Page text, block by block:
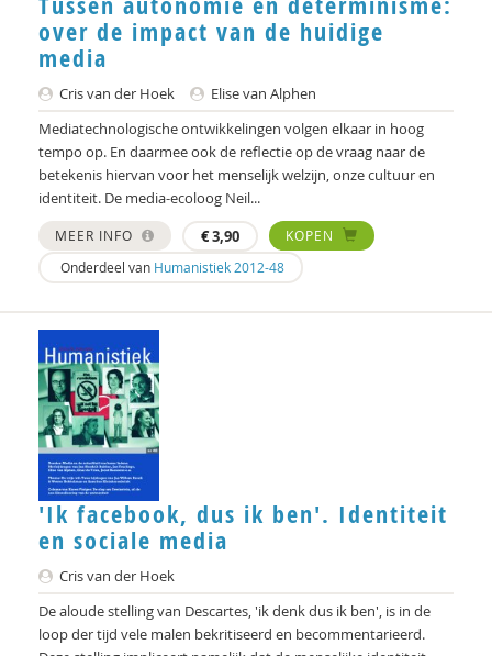
Floor Basten
Vivianne Baur
Krijn van Beek
Adriaan Bekman
Jessica Benjamin
J. van den Berg
Remko Berkhout
Geert Bettinger
Gert Biesta
Sarah Blaffer Hrdy
Tannelie Blom
Laurine Blonk
Karianne den Boer
Theo van den Bogaart
over de impact van de huidige
media
Cris van der Hoek
Elise van Alphen
Mediatechnologische ontwikkelingen volgen elkaar in hoog
tempo op. En daarmee ook de reflectie op de vraag naar de
betekenis hiervan voor het menselijk welzijn, onze cultuur en
identiteit. De media-ecoloog Neil...
MEER INFO €3,90
KOPEN
Onderdeel van Humanistiek 2012-48
'Ik facebook, dus ik ben'. Identiteit
en sociale media
Cris van der Hoek
De aloude stelling van Descartes, 'ik denk dus ik ben', is in de
loop der tijd vele malen bekritiseerd en becommentarieerd.